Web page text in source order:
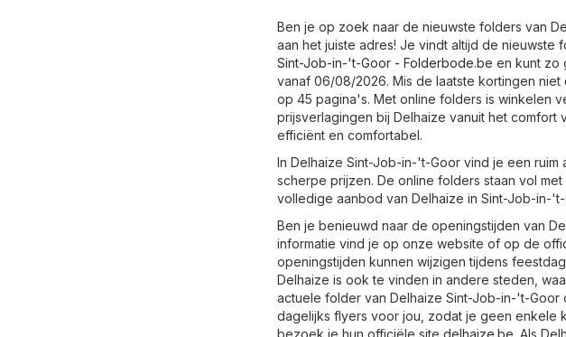
Ben je op zoek naar de nieuwste folders van
aan het juiste adres! Je vindt altijd de
Sint-Job-in-'t-Goor - Folderbode.be en kunt zo
vanaf 06/08/2026. Mis de laatste kortingen
op 45 pagina's. Met online folders is winkelen
prijsverlagingen bij Delhaize vanuit het
efficiënt en comfortabel.
In Delhaize Sint-Job-in-'t-Goor vind je een ruim
scherpe prijzen. De online folders staan vol
volledige aanbod van Delhaize in Sint-Job-in-'t-
Ben je benieuwd naar de openingstijden van
informatie vind je op onze website of op de
openingstijden kunnen wijzigen tijdens
Delhaize is ook te vinden in andere steden,
actuele folder van Delhaize Sint-Job-in-'t-
dagelijks flyers voor jou, zodat je geen enkele
bezoek je hun officiële site delhaize.be . Als